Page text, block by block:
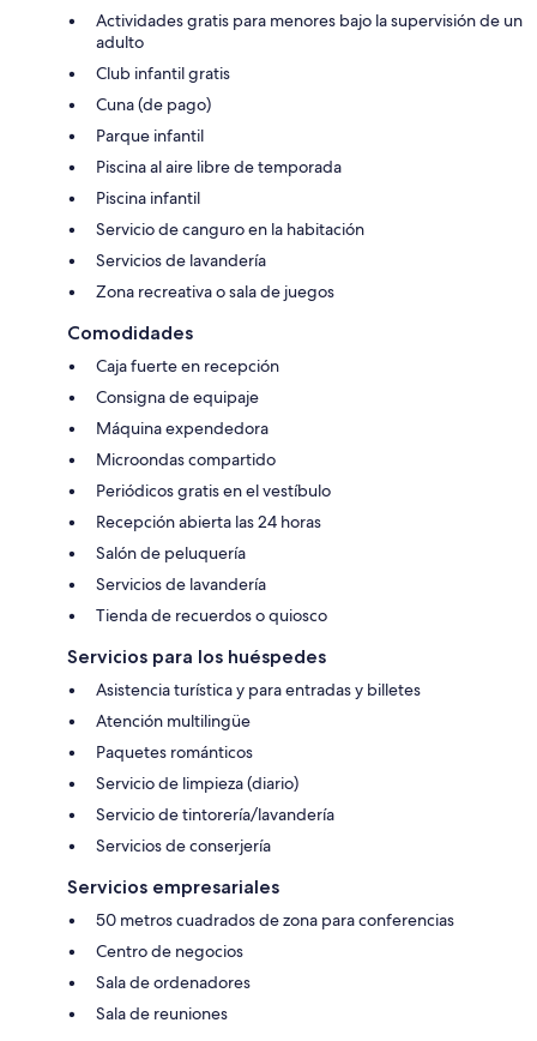
Actividades gratis para menores bajo la supervisión de un
adulto
Club infantil gratis
Cuna (de pago)
Parque infantil
Piscina al aire libre de temporada
Piscina infantil
Servicio de canguro en la habitación
Servicios de lavandería
Zona recreativa o sala de juegos
Comodidades
Caja fuerte en recepción
Consigna de equipaje
Máquina expendedora
Microondas compartido
Periódicos gratis en el vestíbulo
Recepción abierta las 24 horas
Salón de peluquería
Servicios de lavandería
Tienda de recuerdos o quiosco
Servicios para los huéspedes
Asistencia turística y para entradas y billetes
Atención multilingüe
Paquetes románticos
Servicio de limpieza (diario)
Servicio de tintorería/lavandería
Servicios de conserjería
Servicios empresariales
50 metros cuadrados de zona para conferencias
Centro de negocios
Sala de ordenadores
Sala de reuniones